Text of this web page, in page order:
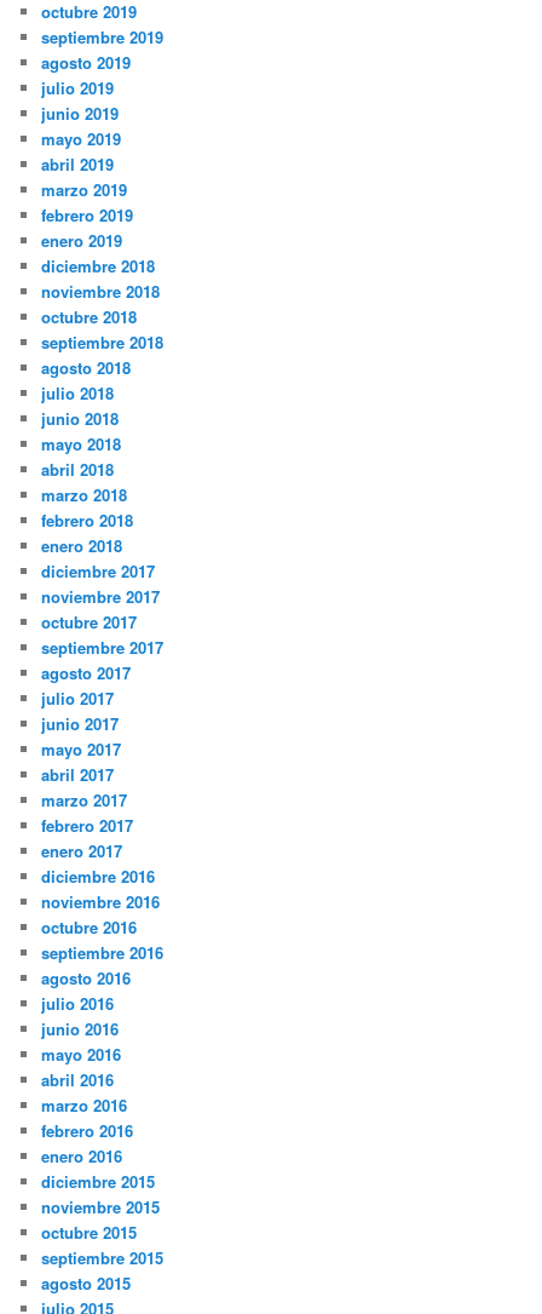
octubre 2019
septiembre 2019
agosto 2019
julio 2019
junio 2019
mayo 2019
abril 2019
marzo 2019
febrero 2019
enero 2019
diciembre 2018
noviembre 2018
octubre 2018
septiembre 2018
agosto 2018
julio 2018
junio 2018
mayo 2018
abril 2018
marzo 2018
febrero 2018
enero 2018
diciembre 2017
noviembre 2017
octubre 2017
septiembre 2017
agosto 2017
julio 2017
junio 2017
mayo 2017
abril 2017
marzo 2017
febrero 2017
enero 2017
diciembre 2016
noviembre 2016
octubre 2016
septiembre 2016
agosto 2016
julio 2016
junio 2016
mayo 2016
abril 2016
marzo 2016
febrero 2016
enero 2016
diciembre 2015
noviembre 2015
octubre 2015
septiembre 2015
agosto 2015
julio 2015